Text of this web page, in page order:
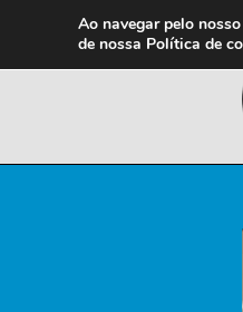
Ao navegar pelo
de nossa Política de